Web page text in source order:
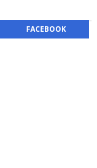
FACEBOOK